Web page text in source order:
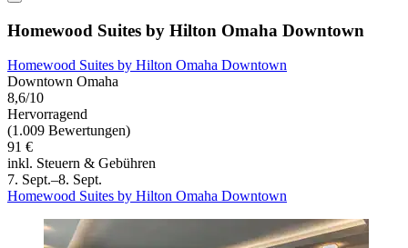
Homewood Suites by Hilton Omaha Downtown
Homewood Suites by Hilton Omaha Downtown
Downtown Omaha
8,6/10
Hervorragend
(1.009 Bewertungen)
91 €
inkl. Steuern & Gebühren
7. Sept.–8. Sept.
Homewood Suites by Hilton Omaha Downtown